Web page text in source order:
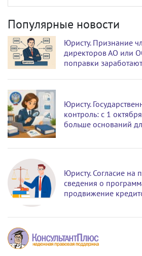
Популярные новости
Юристу. Признание
директоров АО или
поправки
Юристу.
контроль: с 1
больше оснований
Юристу. Согласие на
сведения о
продвижение